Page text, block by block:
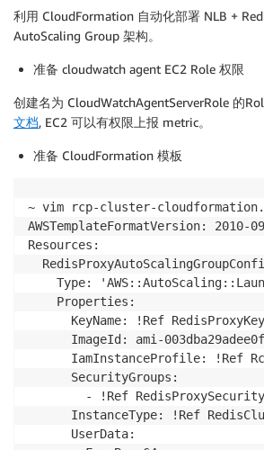
            "netstat": {
                "measurement": [
                ],
            }
        }
# 修改配置文件权限
~ chown cwagent:cwagent
~ rm amazon-cloudwatch-agent.d/
# 重启服务，确认新配置生效
sudo systemctl restart amazon-
sudo systemctl status amazon-
利用 CloudFormation 自动化部署 NLB +
AutoScaling Group 架构。
准备 cloudwatch agent EC2 Role 权限
创建名为 CloudWatchAgentServerRole 的
文档, EC2 可以有权限上报 metric。
准备 CloudFormation 模板
~ vim rcp-cluster-
AWSTemplateFormatVersion: 2010-
Resources:
Type:
    Properties:
      KeyName: !Ref RedisProxyKey
ImageId: ami-
IamInstanceProfile: !Ref
      SecurityGroups:
- !Ref
InstanceType: !Ref
      UserData: